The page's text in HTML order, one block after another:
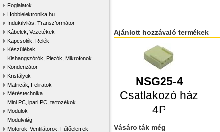
Foglalatok
Hobbielektronika.hu
Induktivitás, Transzformátor
Kábelek, Vezetékek
Kapcsolók, Relék
Készülékek
Kishangszórók, Piezók, Mikrofonok
Kondenzátor
Kristályok
Matricák, Feliratok
Méréstechnika
Mini PC, ipari PC, tartozékok
Modulok
Modulvilág
Motorok, Ventilátorok, Fűtőelemek
Ajánlott hozzávaló termékek
NSG25-4
Csatlakozó ház
4P
Vásárolták még